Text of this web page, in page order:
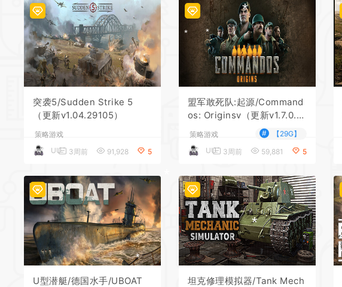
突袭5/Sudden Strike 5
（更新v1.04.29105）
策略游戏
UU
3周前 91,928 5
盟军敢死队:起源/Command
os: Originsv（更新v1.7.0.10
0511—更新不弃袍泽DLC）
策略游戏 #
【29G】
UU
3周前 59,881 5
U型潜艇/德国水手/UBOAT
坦克修理模拟器/Tank Mech
*
*
*
*
*